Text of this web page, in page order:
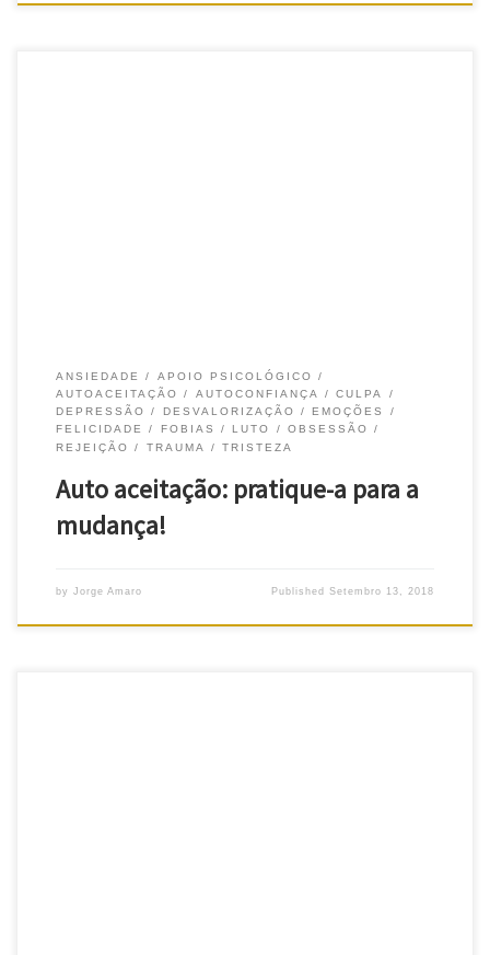
ANSIEDADE
APOIO PSICOLÓGICO
AUTOACEITAÇÃO
AUTOCONFIANÇA
CULPA
DEPRESSÃO
DESVALORIZAÇÃO
EMOÇÕES
FELICIDADE
FOBIAS LUTO
OBSESSÃO
REJEIÇÃO
TRAUMA TRISTEZA
Auto aceitação: pratique-a para a
mudança!
by Jorge Amaro PublishedSetembro 13, 2018